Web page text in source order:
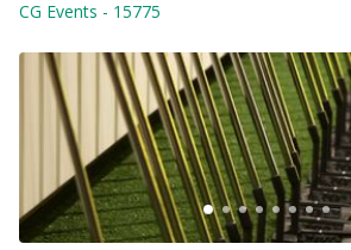
CG Events - 15775